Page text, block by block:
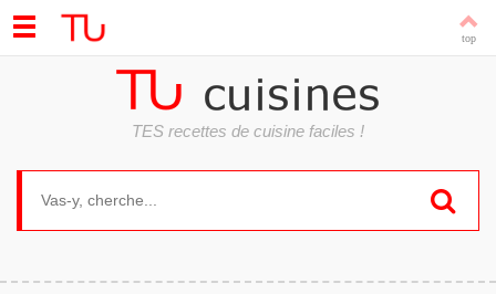
TES recettes de cuisine faciles !